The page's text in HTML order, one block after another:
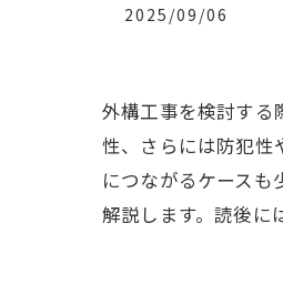
2025/09/06
外構工事を検討する
性、さらには防犯性
につながるケース
解説します。読後に